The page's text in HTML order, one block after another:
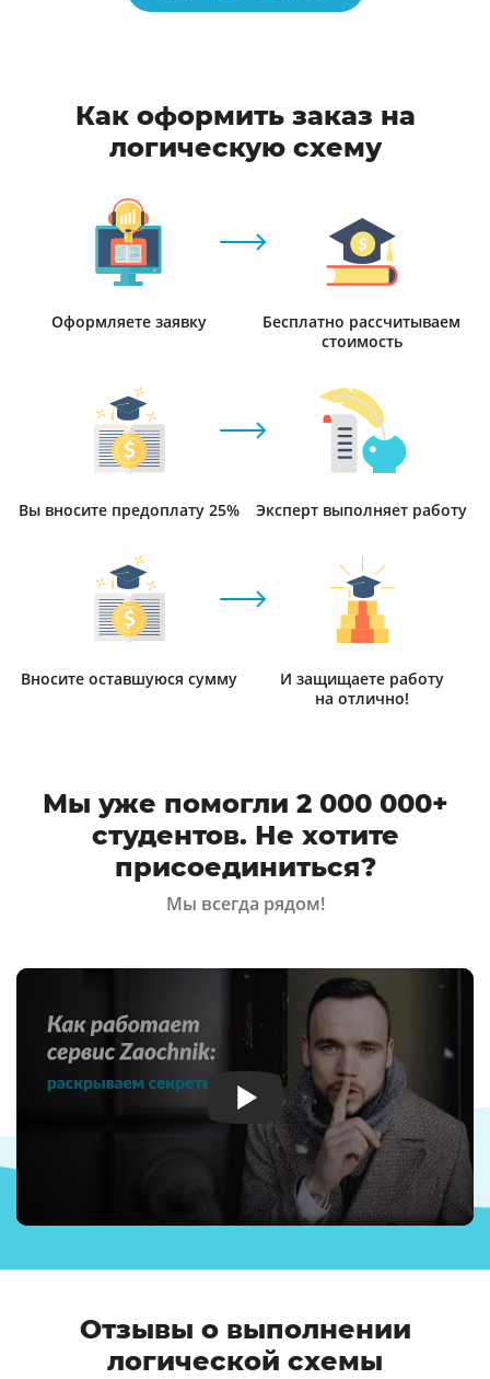
Как оформить заказ на
логическую схему
Оформляете заявку
Бесплатно рассчитываем
стоимость
Вы вносите предоплату 25% Эксперт выполняет работу
Вносите оставшуюся сумму
И защищаете работу
на отлично!
Мы уже помогли 2 000 000+
студентов. Не хотите
присоединиться?
Мы всегда рядом!
Отзывы о выполнении
логической схемы